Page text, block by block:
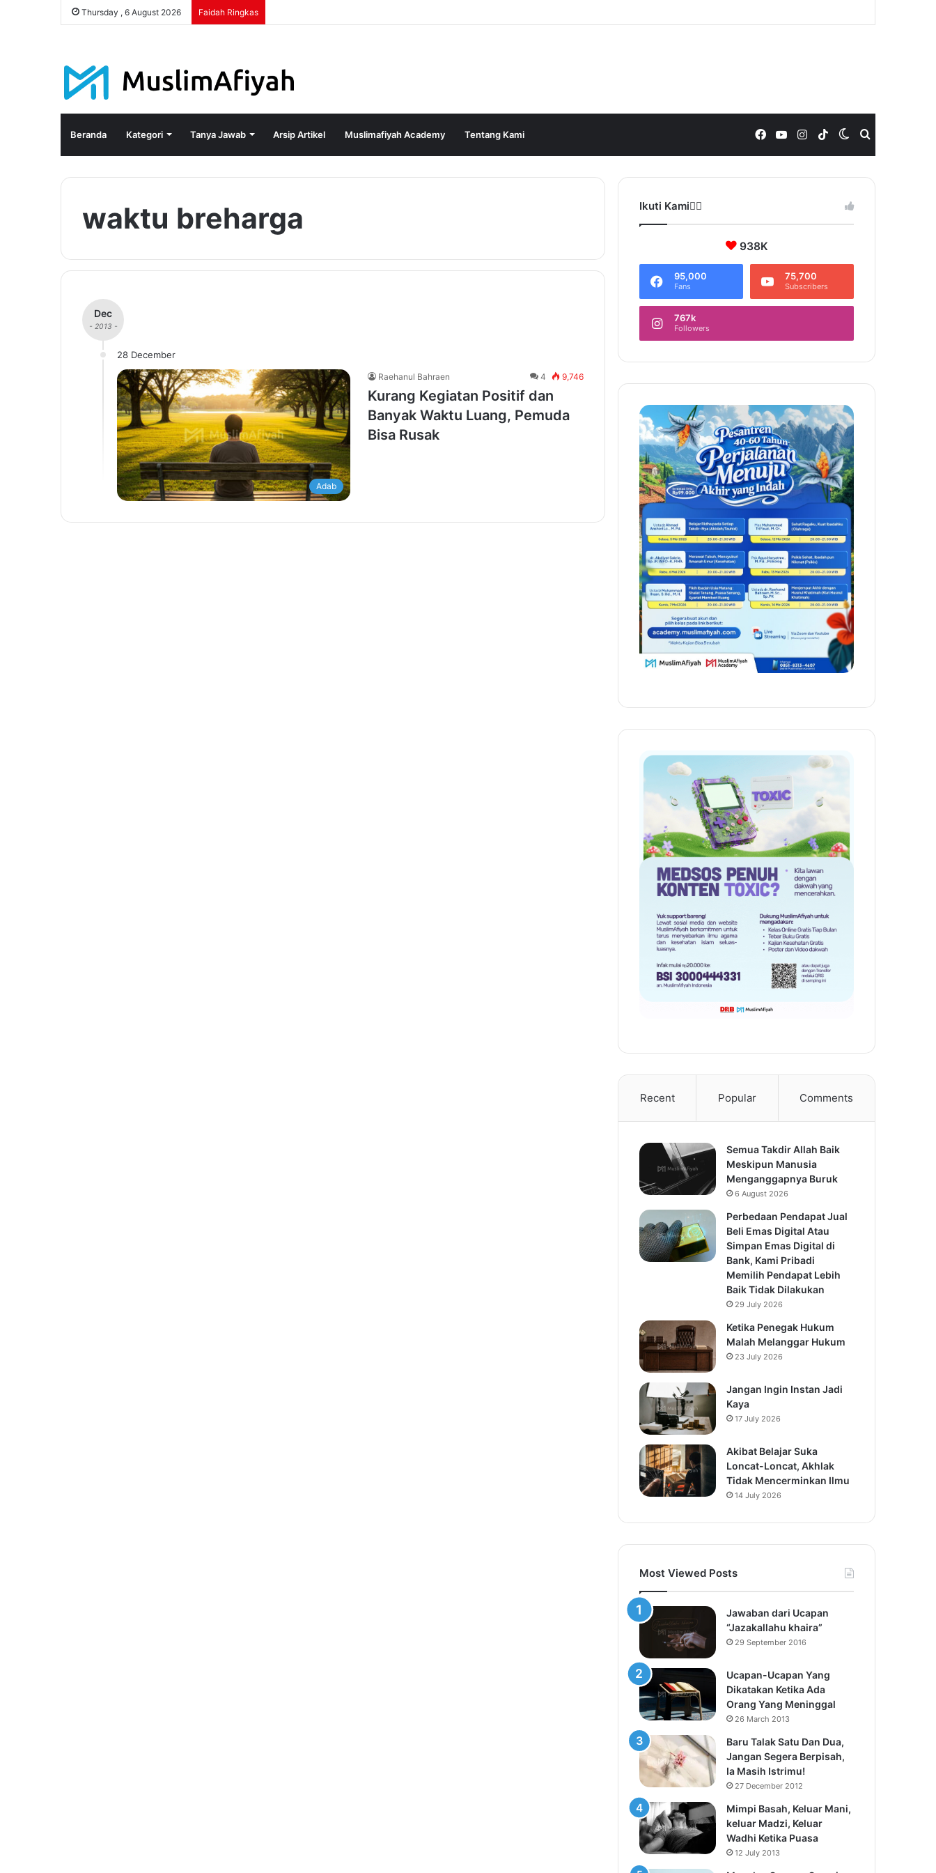
Thursday , 6 August 2026 Faidah Ringkas
Beranda Kategori Tanya Jawab Arsip Artikel Muslimafiyah Academy Tentang Kami Switch
skin
TikTok
Instagram
YouTube
Facebook
waktu breharga
Dec
- 2013 -
28 December
Adab
Raehanul Bahraen 4 9,746
Kurang Kegiatan Positif dan
Banyak Waktu Luang, Pemuda
Bisa Rusak
Ikuti Kami❤️‍🔥
938K
95,000
Fans
75,700
Subscribers
767k
Followers
Recent Popular Comments
Semua Takdir Allah Baik
Meskipun Manusia
Menganggapnya Buruk
6 August 2026
Perbedaan Pendapat Jual
Beli Emas Digital Atau
Simpan Emas Digital di
Bank, Kami Pribadi
Memilih Pendapat Lebih
Baik Tidak Dilakukan
29 July 2026
Ketika Penegak Hukum
Malah Melanggar Hukum
23 July 2026
Jangan Ingin Instan Jadi
Kaya
17 July 2026
Akibat Belajar Suka
Loncat-Loncat, Akhlak
Tidak Mencerminkan Ilmu
14 July 2026
Most Viewed Posts
Jawaban dari Ucapan
“Jazakallahu khaira”
29 September 2016
Ucapan-Ucapan Yang
Dikatakan Ketika Ada
Orang Yang Meninggal
26 March 2013
Baru Talak Satu Dan Dua,
Jangan Segera Berpisah,
Ia Masih Istrimu!
27 December 2012
Mimpi Basah, Keluar Mani,
keluar Madzi, Keluar
Wadhi Ketika Puasa
12 July 2013